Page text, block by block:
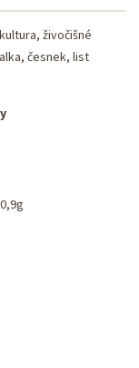
živočišné
česnek, list